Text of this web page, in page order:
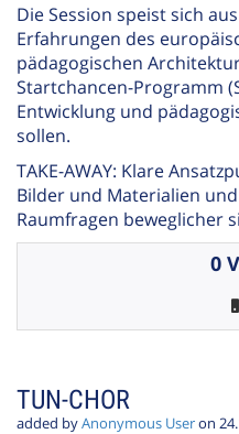
Die Session speist sich
Erfahrungen des
pädagogischen
Startchancen-Programm
Entwicklung und
sollen.
TAKE-AWAY: Klare
Bilder und Materialien
Raumfragen beweglicher
0
TUN-CHOR
added byAnonymous Useron